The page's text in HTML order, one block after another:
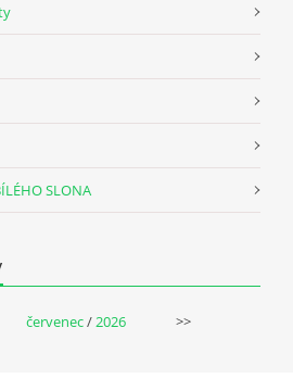
SLONA
červenec/ 2026 >>